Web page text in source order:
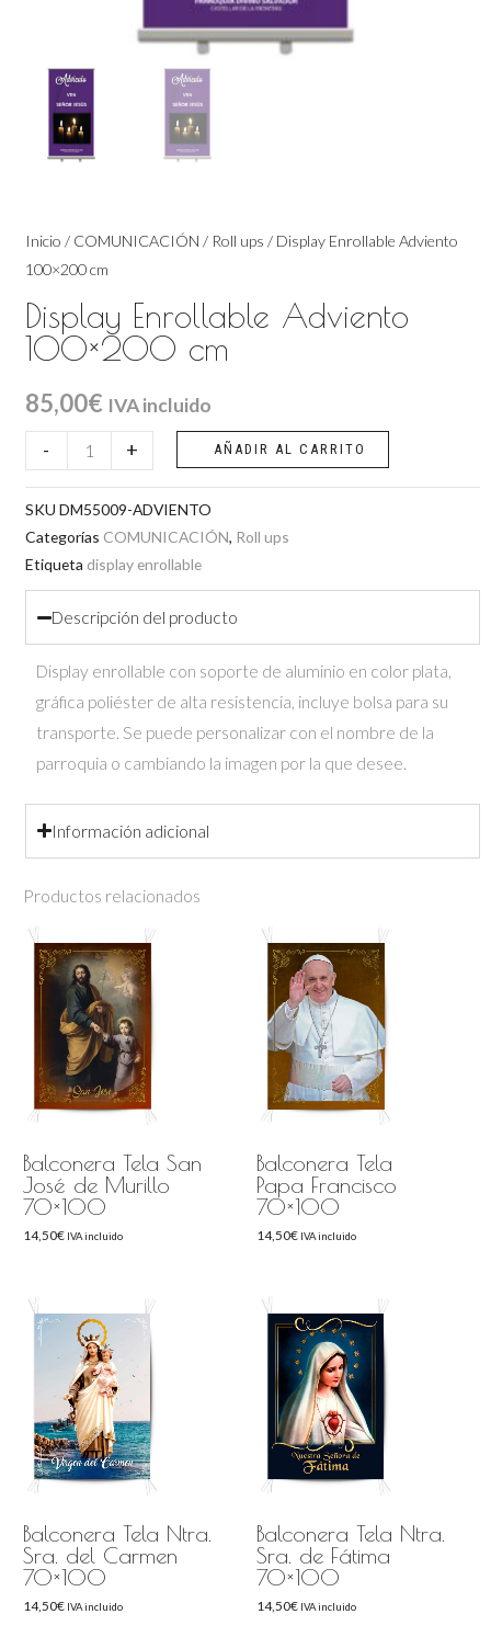
Inicio / COMUNICACIÓN / Roll ups / Display Enrollable Adviento
100×200 cm
Display Enrollable Adviento
100×200 cm
85,00€ IVA incluido
-
Enrollable
Adviento
100x200
cm
+ AÑADIR AL CARRITO
SKU DM55009-ADVIENTO
Categorías COMUNICACIÓN, Roll ups
Etiqueta display enrollable
Descripción del producto
Display enrollable con soporte de aluminio en color plata,
gráfica poliéster de alta resistencia, incluye bolsa para su
transporte. Se puede personalizar con el nombre de la
parroquia o cambiando la imagen por la que desee.
Información adicional
Productos relacionados
Balconera Tela San
José de Murillo
70×100
14,50€ IVA incluido
Balconera Tela
Papa Francisco
70×100
14,50€ IVA incluido
Balconera Tela Ntra.
Sra. del Carmen
70×100
14,50€ IVA incluido
Balconera Tela Ntra.
Sra. de Fátima
70×100
14,50€ IVA incluido